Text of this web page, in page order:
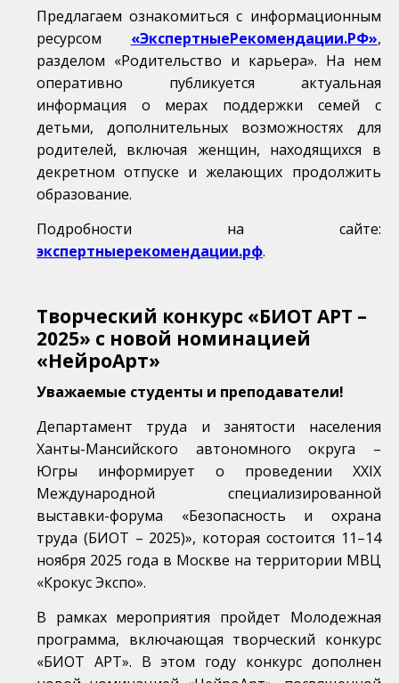
Предлагаем ознакомиться с информационным
ресурсом «ЭкспертныеРекомендации.РФ»,
разделом «Родительство и карьера». На нем
оперативно публикуется актуальная
информация о мерах поддержки семей с
детьми, дополнительных возможностях для
родителей, включая женщин, находящихся в
декретном отпуске и желающих продолжить
образование.
Подробности на сайте:
экспертныерекомендации.рф.
Творческий конкурс «БИОТ АРТ –
2025» с новой номинацией
«НейроАрт»
Уважаемые студенты и преподаватели!
Департамент труда и занятости населения
Ханты-Мансийского автономного округа –
Югры информирует о проведении XXIX
Международной специализированной
выставки-форума «Безопасность и охрана
труда (БИОТ – 2025)», которая состоится 11–14
ноября 2025 года в Москве на территории МВЦ
«Крокус Экспо».
В рамках мероприятия пройдет Молодежная
программа, включающая творческий конкурс
«БИОТ АРТ». В этом году конкурс дополнен